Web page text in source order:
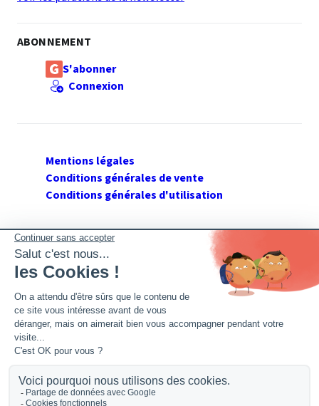
ABONNEMENT
S'abonner
Connexion
Mentions légales
Conditions générales de vente
Conditions générales d'utilisation
SUIVEZ GERANT DE SARL
Twitter
Facebook